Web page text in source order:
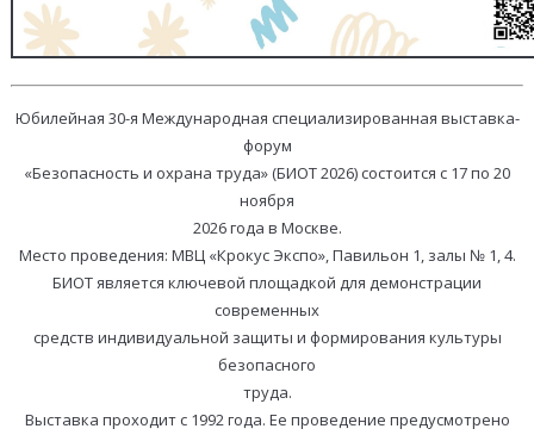
Юбилейная 30-я Международная специализированная выставка-
форум
«Безопасность и охрана труда» (БИОТ 2026) состоится с 17 по 20
ноября
2026 года в Москве.
Место проведения: МВЦ «Крокус Экспо», Павильон 1, залы № 1, 4.
БИОТ является ключевой площадкой для демонстрации
современных
средств индивидуальной защиты и формирования культуры
безопасного
труда.
Выставка проходит с 1992 года. Ее проведение предусмотрено